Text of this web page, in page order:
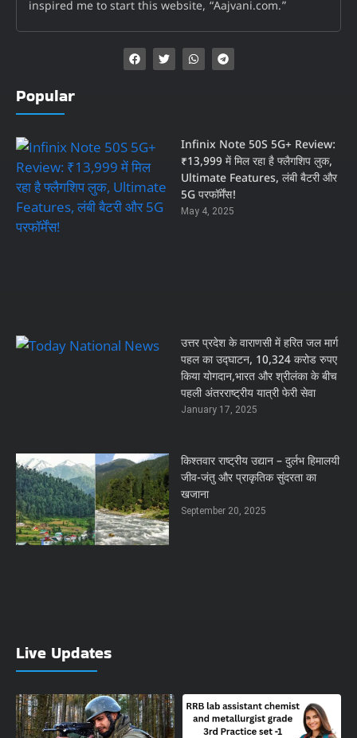
inspired me to start this website, “Aajvani.com.”
Popular
Infinix Note 50S 5G+ Review:
₹13,999 में मिल रहा है फ्लैगशिप लुक,
Ultimate Features, लंबी बैटरी और
5G परफॉर्मेंस!
May 4, 2025
उत्तर प्रदेश के वाराणसी में हरित जल मार्ग
पहल का उद्घाटन, 10,324 करोड रुपए
किया योगदान,भारत और श्रीलंका के बीच
पहली अंतरराष्ट्रीय यात्री फेरी सेवा
January 17, 2025
किश्तवार राष्ट्रीय उद्यान – दुर्लभ हिमालयी
जीव-जंतु और प्राकृतिक सुंदरता का
खजाना
September 20, 2025
Live Updates